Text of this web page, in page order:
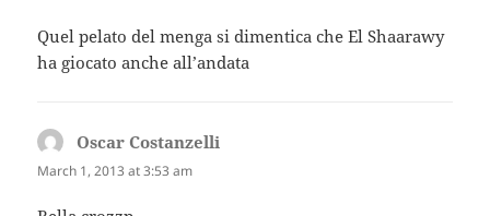
Quel pelato del menga si dimentica che El Shaarawy
ha giocato anche all’andata
Oscar Costanzelli
March 1, 2013 at 3:53 am